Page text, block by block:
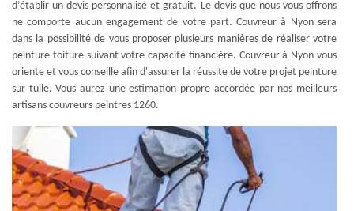
d’établir un devis personnalisé et gratuit. Le devis que nous vous offrons
ne comporte aucun engagement de votre part. Couvreur à Nyon sera
dans la possibilité de vous proposer plusieurs manières de réaliser votre
peinture toiture suivant votre capacité financière. Couvreur à Nyon vous
oriente et vous conseille afin d'assurer la réussite de votre projet peinture
sur tuile. Vous aurez une estimation propre accordée par nos meilleurs
artisans couvreurs peintres 1260.